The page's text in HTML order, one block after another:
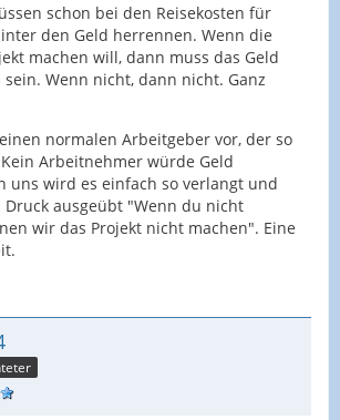
schon bei den Reisekosten für
den Geld herrennen. Wenn die
machen will, dann muss das Geld
Wenn nicht, dann nicht. Ganz
normalen Arbeitgeber vor, der so
Arbeitnehmer würde Geld
uns wird es einfach so verlangt und
ausgeübt "Wenn du nicht
wir das Projekt nicht machen". Eine